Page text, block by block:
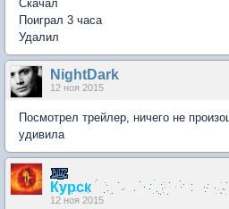
Скачал
Поиграл 3 часа
Удалил
NightDark
12 ноя 2015
Посмотрел трейлер, ничего не
удивила
Курск
12 ноя 2015